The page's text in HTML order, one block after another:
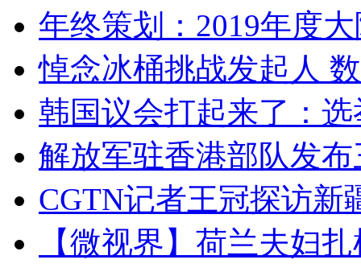
年终策划：2019年度
悼念冰桶挑战发起人
韩国议会打起来了：
解放军驻香港部队发
CGTN记者王冠探访新
【微视界】荷兰夫妇